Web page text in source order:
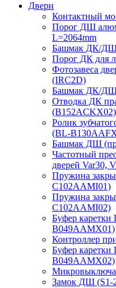
Двери
Контактный
Порог ДШ
L=2064mm
Башмак ДК/ДШ
Порог ДК для
Фотозавеса
(IRC2D)
Башмак ДК/ДШ
Отводка ДК
(B152ACKX02)
Ролик
(BL-
Башмак ДШ
Частотный
дверей Var30,
Пружина
C102AAMI01)
Пружина
C102AAMI02)
Буфер
B049AAMX01)
Контроллер
Буфер
B049AAMX02)
Замок ДШ (S1-